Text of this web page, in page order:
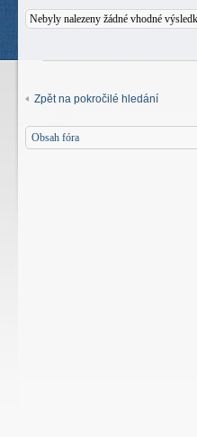
Nebyly nalezeny žádné vhodné
Zpět na pokročilé hledání
Obsah fóra